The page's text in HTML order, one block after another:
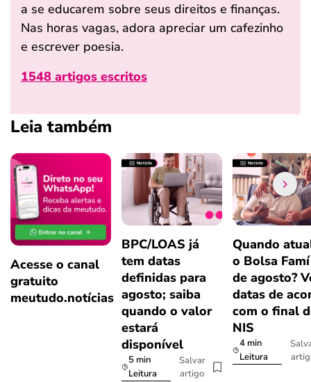
a se educarem sobre seus direitos e finanças.
Nas horas vagas, adora apreciar um cafezinho
e escrever poesia.
1548 artigos escritos
Leia também
Acesse o canal
gratuito
meutudo.notícias
BPC/LOAS já
tem datas
definidas para
agosto; saiba
quando o valor
estará
disponível
5 min
Leitura
Salvar
artigo
Quando
o Bolsa
de agosto?
datas de
com o final
NIS
4 min
Leitura